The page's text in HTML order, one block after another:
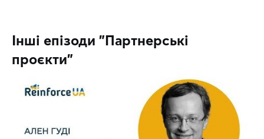
Інші епізоди "Партнерські
проєкти"